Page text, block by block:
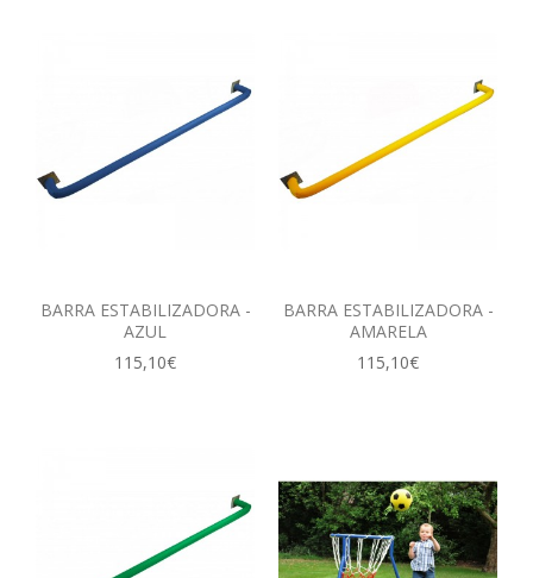
BARRA ESTABILIZADORA -
AZUL
115,10€
BARRA ESTABILIZADORA -
AMARELA
115,10€